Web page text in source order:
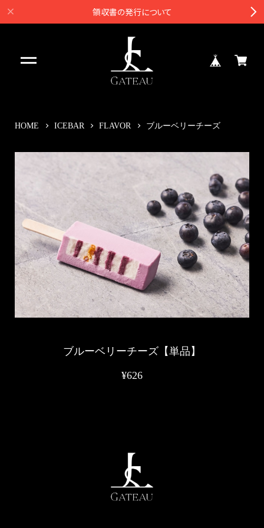
領収書の発行について
HOME ICEBAR FLAVOR ブルーベリーチーズ
ブルーベリーチーズ【単品】
¥626